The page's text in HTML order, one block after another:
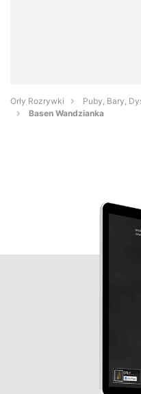
Orły Rozrywki
Puby, Bary,
Basen Wandzianka